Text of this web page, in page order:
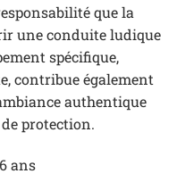
que la
une conduite ludique
spécifique,
contribue également
authentique
protection.
ans